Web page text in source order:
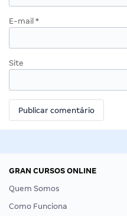
E-mail *
Site
GRAN CURSOS ONLINE
Quem Somos
Como Funciona